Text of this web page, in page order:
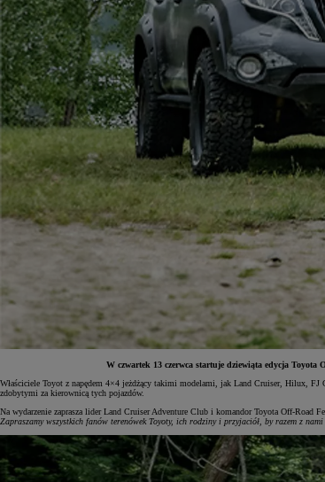
Od 81 900 zł
Yaris Cross
HYBRID
W czwartek 13 czerwca startuje dziewiąta edycja
Właściciele Toyot z napędem 4×4 jeżdżący takimi modelami, jak Land Cruiser, Hilux,
zdobytymi za kierownicą tych pojazdów.
Na wydarzenie zaprasza lider Land Cruiser Adventure Club i komandor Toyota Off-Road
Zapraszamy wszystkich fanów terenówek Toyoty, ich rodziny i przyjaciół, by razem z